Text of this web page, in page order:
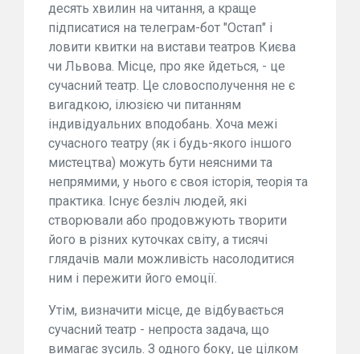
десять хвилин на читання, а краще
підписатися на телеграм-бот "Остап" і
ловити квитки на вистави театров Києва
чи Львова. Місце, про яке йдеться, - це
сучасний театр. Це словосполучення не є
вигадкою, ілюзією чи питанням
індивідуальних вподобань. Хоча межі
сучасного театру (як і будь-якого іншого
мистецтва) можуть бути неясними та
непрямими, у нього є своя історія, теорія та
практика. Існує безліч людей, які
створювали або продовжують творити
його в різних куточках світу, а тисячі
глядачів мали можливість насолодитися
ним і пережити його емоції.
Утім, визначити місце, де відбувається
сучасний театр - непроста задача, що
вимагає зусиль. З одного боку, це цілком